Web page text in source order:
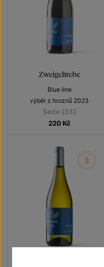
Zweigeltrebe
Blue line
výběr z hroznů 2023
Šarže 2332
220 Kč